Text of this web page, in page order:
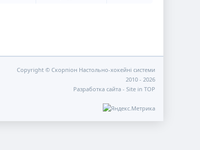
Copyright © Скорпіон Настольно-хокейні системи
2010 - 2026
Разработка сайта - Site in TOP